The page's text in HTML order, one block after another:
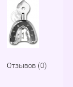
Отзывов (0)